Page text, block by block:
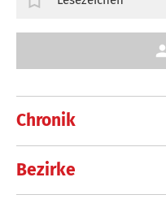
Chronik
Bezirke